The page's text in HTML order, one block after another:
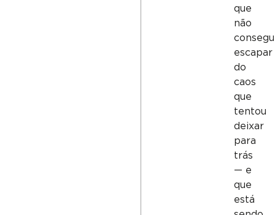
que
não
escapar
do
caos
que
tentou
deixar
para
trás
— e
que
está